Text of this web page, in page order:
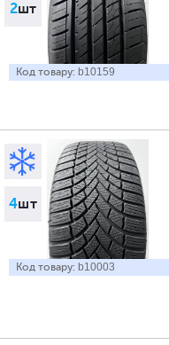
2шт
Код товару: b10159
4шт
Код товару: b10003